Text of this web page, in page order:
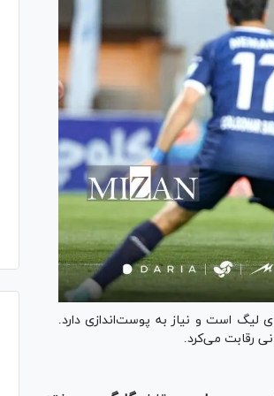
است و نیاز به پوست‌اندازی دارد.
رقابت می‌کرد.